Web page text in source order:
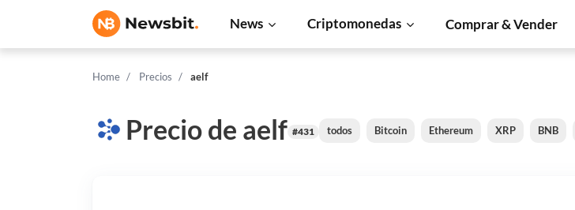
News Criptomonedas Comprar & Vender
Home Precios aelf
Precio de aelf #431 todos Bitcoin Ethereum XRP BNB